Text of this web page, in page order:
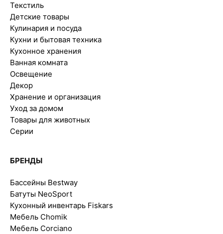
Текстиль
Детские товары
Кулинария и посуда
Кухни и бытовая техника
Кухонное хранения
Ванная комната
Освещение
Декор
Хранение и организация
Уход за домом
Товары для животных
Серии
БРЕНДЫ
Бассейны Bestway
Батуты NeoSport
Кухонный инвентарь Fiskars
Мебель Chomik
Мебель Corciano